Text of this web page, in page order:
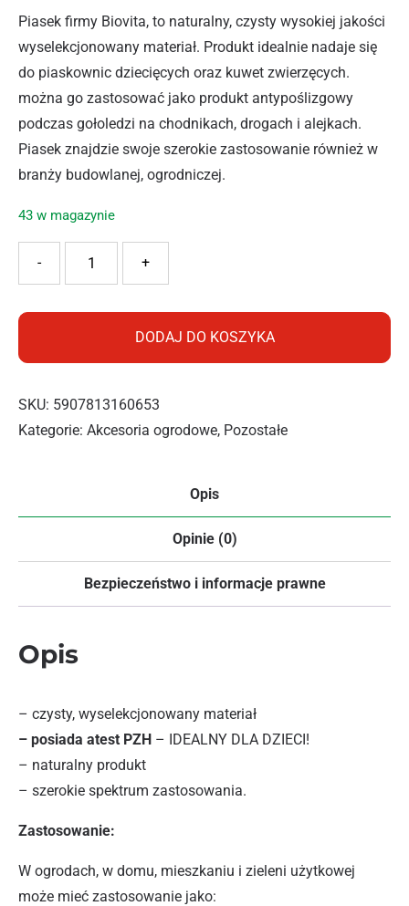
Piasek firmy Biovita, to naturalny, czysty wysokiej jakości
wyselekcjonowany materiał. Produkt idealnie nadaje się
do piaskownic dziecięcych oraz kuwet zwierzęcych.
można go zastosować jako produkt antypoślizgowy
podczas gołoledzi na chodnikach, drogach i alejkach.
Piasek znajdzie swoje szerokie zastosowanie również w
branży budowlanej, ogrodniczej.
43 w magazynie
ilość BIOVITA PIASEK UNIWERSALNY 20KG
+
-
DODAJ DO KOSZYKA
SKU: 5907813160653
Kategorie: Akcesoria ogrodowe, Pozostałe
Opis
Opinie (0)
Bezpieczeństwo i informacje prawne
Opis
– czysty, wyselekcjonowany materiał
– posiada atest PZH – IDEALNY DLA DZIECI!
– naturalny produkt
– szerokie spektrum zastosowania.
Zastosowanie:
W ogrodach, w domu, mieszkaniu i zieleni użytkowej
może mieć zastosowanie jako: